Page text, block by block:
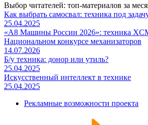
Выбор читателей: топ-материалов за
Как выбрать самосвал: техника под
25.04.2025
«А8 Машины России 2026»: техника
Национальном конкурсе механизаторов
14.07.2026
Б/у техника: донор или утиль?
25.04.2025
Искусственный интеллект в технике
25.04.2025
Рекламные возможности проекта